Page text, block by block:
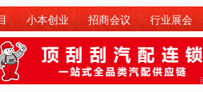
小本创业 招商会议 行业展会